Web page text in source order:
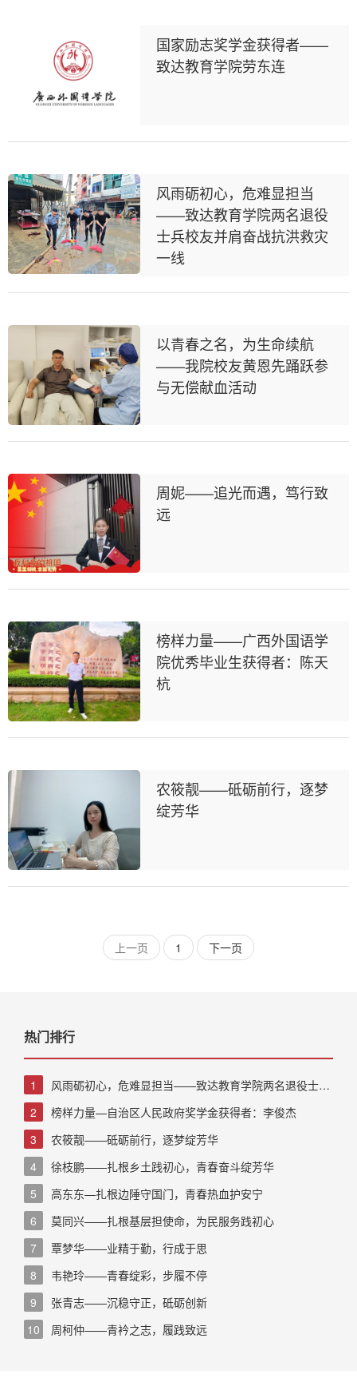
国家励志奖学金获得者——
致达教育学院劳东连
风雨砺初心，危难显担当
——致达教育学院两名退役
士兵校友并肩奋战抗洪救灾
一线
以青春之名，为生命续航
——我院校友黄恩先踊跃参
与无偿献血活动
周妮——追光而遇，笃行致
远
榜样力量——广西外国语学
院优秀毕业生获得者：陈天
杭
农筱靓——砥砺前行，逐梦
绽芳华
上一页 1 下一页
热门排行
1
风雨砺初心，危难显担当——致达教育学院两名退役士兵
校友并肩奋战抗洪救灾一线
2
榜样力量—自治区人民政府奖学金获得者：李俊杰
3
农筱靓——砥砺前行，逐梦绽芳华
4
徐枝鹏——扎根乡土践初心，青春奋斗绽芳华
5
高东东—扎根边陲守国门，青春热血护安宁
6
莫同兴——扎根基层担使命，为民服务践初心
7
覃梦华——业精于勤，行成于思
8
韦艳玲——青春绽彩，步履不停
9
张青志——沉稳守正，砥砺创新
10
周柯仲——青衿之志，履践致远